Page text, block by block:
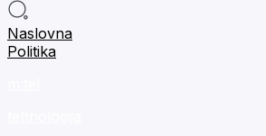
Naslovna
Politika